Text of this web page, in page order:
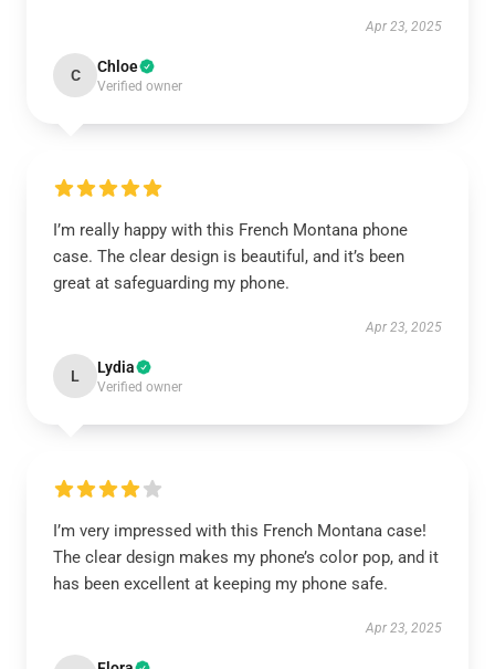
Apr 23, 2025
C Chloe
Verified owner
I’m really happy with this French Montana phone
case. The clear design is beautiful, and it’s been
great at safeguarding my phone.
Apr 23, 2025
L Lydia
Verified owner
I’m very impressed with this French Montana case!
The clear design makes my phone’s color pop, and it
has been excellent at keeping my phone safe.
Apr 23, 2025